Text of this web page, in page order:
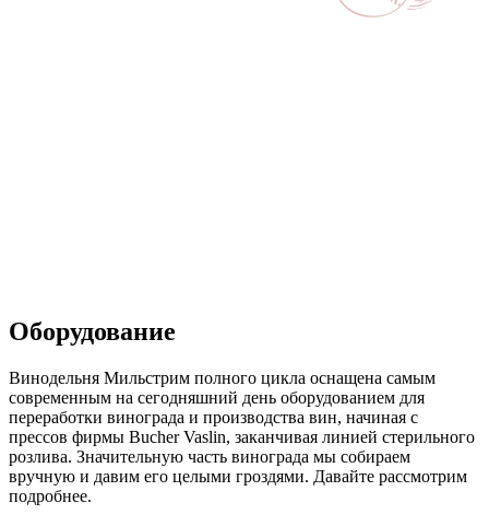
Оборудование
Винодельня Мильстрим полного цикла оснащена самым
современным на сегодняшний день оборудованием для
переработки винограда и производства вин, начиная с
прессов фирмы Bucher Vaslin, заканчивая линией стерильного
розлива. Значительную часть винограда мы собираем
вручную и давим его целыми гроздями. Давайте рассмотрим
подробнее.